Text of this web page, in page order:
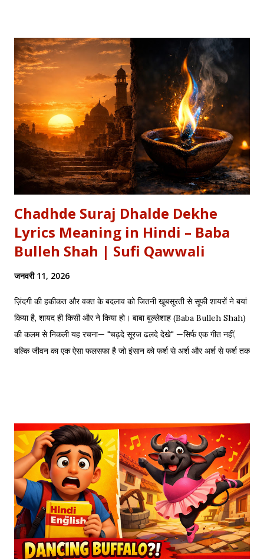
Explore our Best Hindi Poetry Collection for more Veer
Ras Kavitayein. तलवार, धनुष और पैदल सैनिक कुरुक्षेत्र में खड़े हुए, रक्त
पिपासु महारथी इक दूजे सम्मुख अड़े हुए | कई लाख सेना के सम्मुख पांडव पाँच बिचारे
थे, एक तरफ थे योद्धा सब, एक तरफ समय के मारे थे | महा-समर की प्रतिक्षा में सारे
ताक रहे थे जी, और पार्थ के रथ को केशव स्वयं हाँक रहे थे जी || रणभूमि के सभी
नजारे देखन में कुछ खास लगे, माधव ने अर्जुन को देखा, अर्जुन उन्हें उदास लगे | ...
Chadhde Suraj Dhalde Dekhe
Lyrics Meaning in Hindi – Baba
Bulleh Shah | Sufi Qawwali
जनवरी 11, 2026
ज़िंदगी की हकीकत और वक्त के बदलाव को जितनी खूबसूरती से सूफी शायरों ने बयां
किया है, शायद ही किसी और ने किया हो। बाबा बुल्लेशाह (Baba Bulleh Shah)
की कलम से निकली यह रचना— "चढ़दे सूरज ढलदे देखे" —सिर्फ एक गीत नहीं,
बल्कि जीवन का एक ऐसा फलसफा है जो इंसान को फर्श से अर्श और अर्श से फर्श तक
वक्त बदलते देर नहीं लगती। जिस तरह नुसरत फतेह अली खान साहब ने तुम्हें
दिल्लगी भूल जानी पड़ेगी गाकर इश्क़ और इबादत का फर्क समझाया, उसी तरह यह
कलाम हमें 'शुक्र' (Gratitude) का पाठ पढ़ाता है। इस लेख में हम इस कालजयी
रचना के हिंदी बोल (Lyrics), उसके गूढ़ अर्थ और शब्दार्थ को विस्तार से समझेंगे।
...